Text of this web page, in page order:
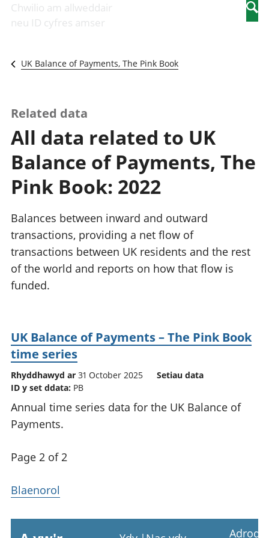
Newidiadau i
fusnesau
Diwydiant
a'r rhyngrwyd
Y diwydiant
gweithgynhyrchu
a chynhyrchu
Y diwydiant
manwethu
twristiaeth
sector cyhoeddus
Gwerth
Ychwanegol Gros
Mynegeion
chwyddiant a
phrisiau
pensiynau ac
Cyfrifon gwladol
Cyfrifon
rhanbarthol
mewn
gwaith
Chwilio am allweddair
neu ID cyfres amser
UK Balance of Payments, The Pink Book
Related data
All data related to UK
Balance of Payments, The
Pink Book: 2022
Balances between inward and outward
transactions, providing a net flow of
transactions between UK residents and the rest
of the world and reports on how that flow is
funded.
UK Balance of Payments – The Pink Book
time series
Rhyddhawyd ar 31 October 2025
Setiau data
ID y set ddata: PB
Annual time series data for the UK Balance of
Payments.
Page 2 of 2
Blaenorol
Adrodd